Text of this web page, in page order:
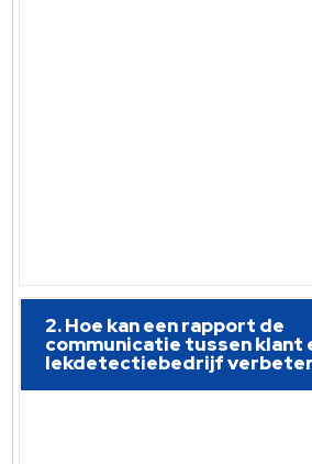
2. Hoe kan een rapport de
communicatie tussen klant
lekdetectiebedrijf